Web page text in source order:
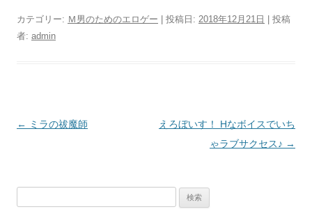
カテゴリー: Ｍ男のためのエロゲー | 投稿日: 2018年12月21日 | 投稿
者: admin
投
← ミラの祓魔師
えろぼいす！ Hなボイスでいち
ゃラブサクセス♪ →
索: